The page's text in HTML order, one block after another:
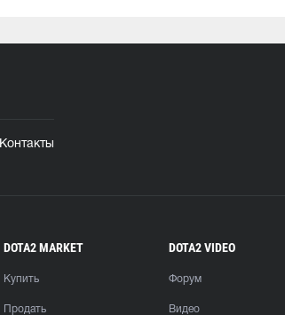
Контакты
DOTA2 MARKET
Купить
Продать
DOTA2 VIDEO
Форум
Видео